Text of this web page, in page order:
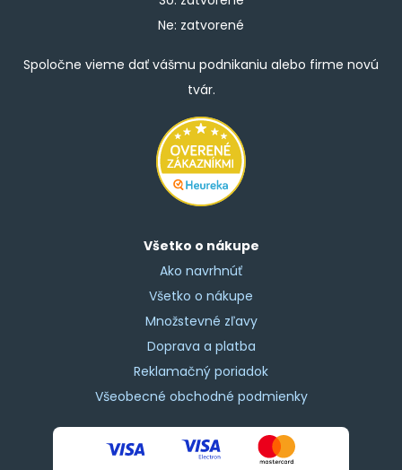
Ne: zatvorené
Spoločne vieme dať vášmu podnikaniu alebo firme novú
tvár.
Všetko o nákupe
Ako navrhnúť
Všetko o nákupe
Množstevné zľavy
Doprava a platba
Reklamačný poriadok
Všeobecné obchodné podmienky